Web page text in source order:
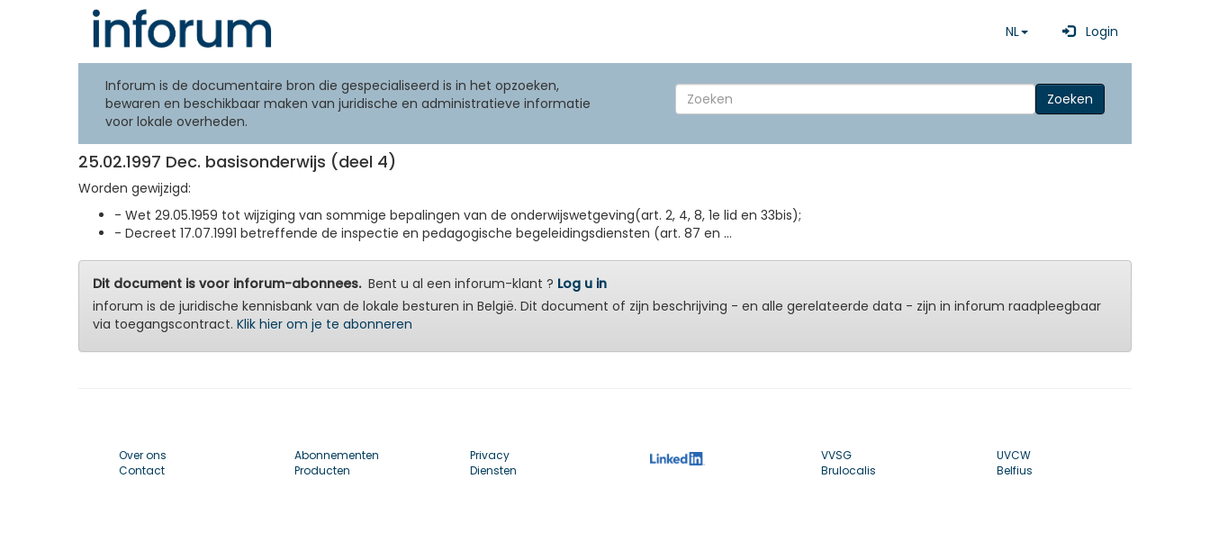
NL Login
Inforum is de documentaire bron die gespecialiseerd is in het opzoeken,
bewaren en beschikbaar maken van juridische en administratieve informatie
voor lokale overheden.
Zoeken
25.02.1997 Dec. basisonderwijs (deel 4)
Worden gewijzigd:
- Wet 29.05.1959 tot wijziging van sommige bepalingen van de onderwijswetgeving(art. 2, 4, 8, 1e lid en 33bis);
- Decreet 17.07.1991 betreffende de inspectie en pedagogische begeleidingsdiensten (art. 87 en ...
Dit document is voor inforum-abonnees.Bent u al een inforum-klant ? Log u in
inforum is de juridische kennisbank van de lokale besturen in België. Dit document of zijn beschrijving - en alle gerelateerde data - zijn in inforum raadpleegbaar
via toegangscontract. Klik hier om je te abonneren
Over ons
Contact
Abonnementen
Producten
Privacy
Diensten
VVSG
Brulocalis
UVCW
Belfius